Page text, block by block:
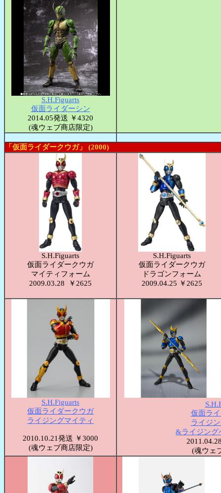
S.H.Figuarts
仮面ライダーシン
2014.05発送 ￥4320
(魂ウェブ商店限定)
「仮面ライダークウガ」 (2000)
S.H.Figuarts
仮面ライダークウガ
マイティフォーム
2009.03.28 ￥2625
S.H.Figuarts
仮面ライダークウガ
ドラゴンフォーム
2009.04.25 ￥2625
S.H.Figuarts
仮面ライダークウガ
ライジングマイティ
2010.10.21発送 ￥3000
(魂ウェブ商店限定)
仮面ラ
ライジ
&ライジング
(魂ウェ